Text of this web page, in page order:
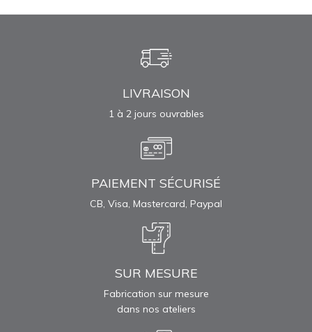
LIVRAISON
1 à 2 jours ouvrables
PAIEMENT SÉCURISÉ
CB, Visa, Mastercard, Paypal
SUR MESURE
Fabrication sur mesure
dans nos ateliers